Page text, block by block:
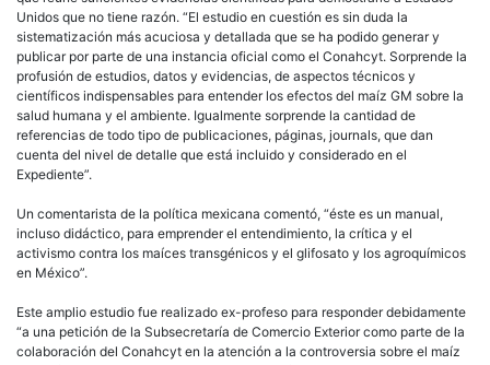
Unidos que no tiene razón. “El estudio en cuestión es sin duda la
sistematización más acuciosa y detallada que se ha podido generar y
publicar por parte de una instancia oficial como el Conahcyt. Sorprende la
profusión de estudios, datos y evidencias, de aspectos técnicos y
científicos indispensables para entender los efectos del maíz GM sobre la
salud humana y el ambiente. Igualmente sorprende la cantidad de
referencias de todo tipo de publicaciones, páginas, journals, que dan
cuenta del nivel de detalle que está incluido y considerado en el
Expediente”.
Un comentarista de la política mexicana comentó, “éste es un manual,
incluso didáctico, para emprender el entendimiento, la crítica y el
activismo contra los maíces transgénicos y el glifosato y los agroquímicos
en México”.
Este amplio estudio fue realizado ex-profeso para responder debidamente
“a una petición de la Subsecretaría de Comercio Exterior como parte de la
colaboración del Conahcyt en la atención a la controversia sobre el maíz